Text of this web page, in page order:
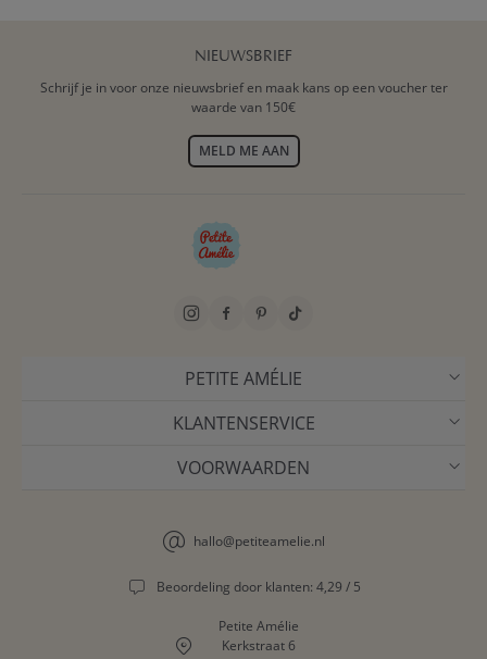
NIEUWSBRIEF
Schrijf je in voor onze nieuwsbrief en maak kans op een voucher ter
waarde van 150€
MELD ME AAN
PETITE AMÉLIE
KLANTENSERVICE
VOORWAARDEN
hallo@petiteamelie.nl
Beoordeling door klanten: 4,29 / 5
Petite Amélie
Kerkstraat 6